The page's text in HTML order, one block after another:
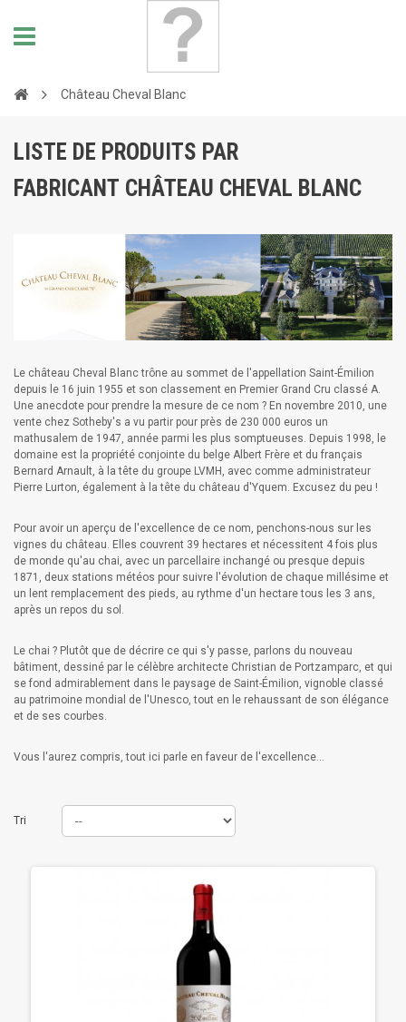
Château Cheval Blanc
LISTE DE PRODUITS PAR
FABRICANT CHÂTEAU CHEVAL BLANC
Le château Cheval Blanc trône au sommet de l'appellation Saint-Émilion
depuis le 16 juin 1955 et son classement en Premier Grand Cru classé A.
Une anecdote pour prendre la mesure de ce nom ? En novembre 2010, une
vente chez Sotheby's a vu partir pour près de 230 000 euros un
mathusalem de 1947, année parmi les plus somptueuses. Depuis 1998, le
domaine est la propriété conjointe du belge Albert Frère et du français
Bernard Arnault, à la tête du groupe LVMH, avec comme administrateur
Pierre Lurton, également à la tête du château d'Yquem. Excusez du peu !
Pour avoir un aperçu de l'excellence de ce nom, penchons-nous sur les
vignes du château. Elles couvrent 39 hectares et nécessitent 4 fois plus
de monde qu'au chai, avec un parcellaire inchangé ou presque depuis
1871, deux stations météos pour suivre l'évolution de chaque millésime et
un lent remplacement des pieds, au rythme d'un hectare tous les 3 ans,
après un repos du sol.
Le chai ? Plutôt que de décrire ce qui s'y passe, parlons du nouveau
bâtiment, dessiné par le célèbre architecte Christian de Portzamparc, et qui
se fond admirablement dans le paysage de Saint-Émilion, vignoble classé
au patrimoine mondial de l'Unesco, tout en le rehaussant de son élégance
et de ses courbes.
Vous l'aurez compris, tout ici parle en faveur de l'excellence...
Tri